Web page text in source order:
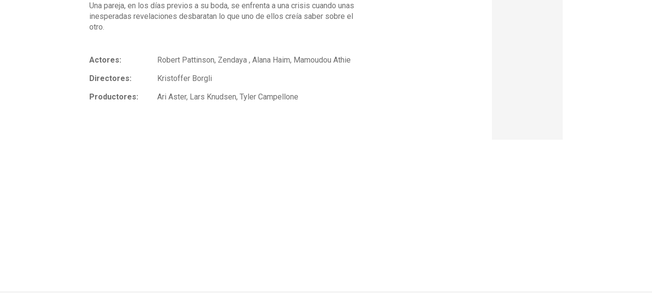
Una pareja, en los días previos a su boda, se enfrenta a una crisis cuando unas
inesperadas revelaciones desbaratan lo que uno de ellos creía saber sobre el
otro.
Actores:
Robert Pattinson, Zendaya , Alana Haim, Mamoudou Athie
Directores:
Kristoffer Borgli
Productores:
Ari Aster, Lars Knudsen, Tyler Campellone